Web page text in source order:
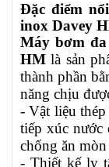
Đặc điểm
inox Davey
Máy bơm
HMlà sản
thành phần
năng chịu
- Vật liệu
tiếp xúc nước
chống ăn
- Thiết kế ly